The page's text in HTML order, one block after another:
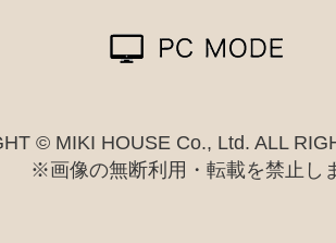
© MIKI HOUSE Co., Ltd. ALL
※画像の無断利用・転載を禁止し